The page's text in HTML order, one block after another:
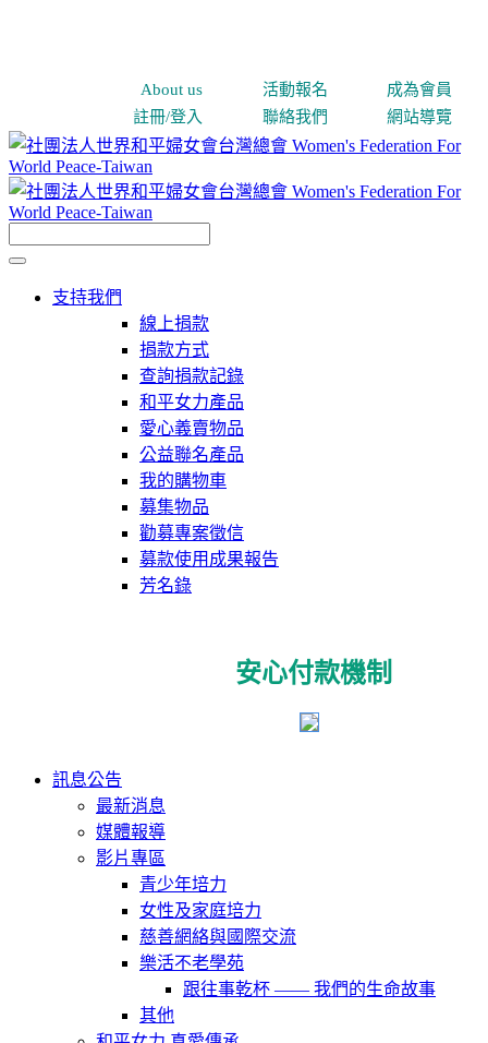
About us 活動報名
成為會員
註冊/登入
聯絡我們 網站導覽
支持我們
線上捐款
捐款方式
查詢捐款記錄
和平女力產品
愛心義賣物品
公益聯名產品
我的購物車
募集物品
勸募專案徵信
募款使用成果報告
芳名錄
安心付款機制
訊息公告
最新消息
媒體報導
影片專區
青少年培力
女性及家庭培力
慈善網絡與國際交流
樂活不老學苑
跟往事乾杯 —— 我們的生命故事
其他